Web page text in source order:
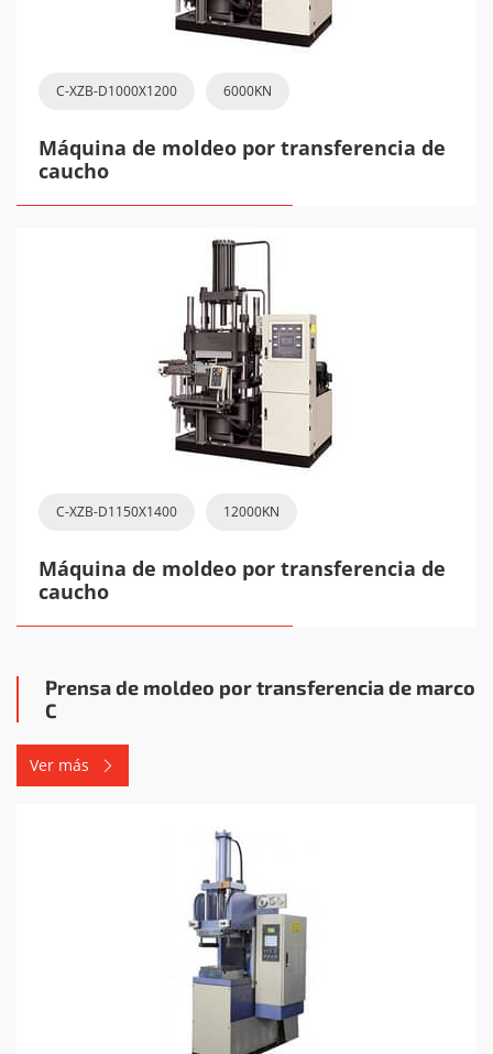
C-XZB-D1000X1200 6000KN
Máquina de moldeo por transferencia de
caucho
C-XZB-D1150X1400 12000KN
Máquina de moldeo por transferencia de
caucho
Prensa de moldeo por transferencia de marco
C
Ver más